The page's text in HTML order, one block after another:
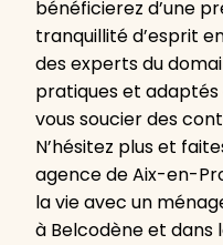
bénéficierez d’une
tranquillité d’esprit
des experts du
pratiques et adaptés
vous soucier des
N’hésitez plus et
agence de Aix-en-
la vie avec un
à Belcodène et dans